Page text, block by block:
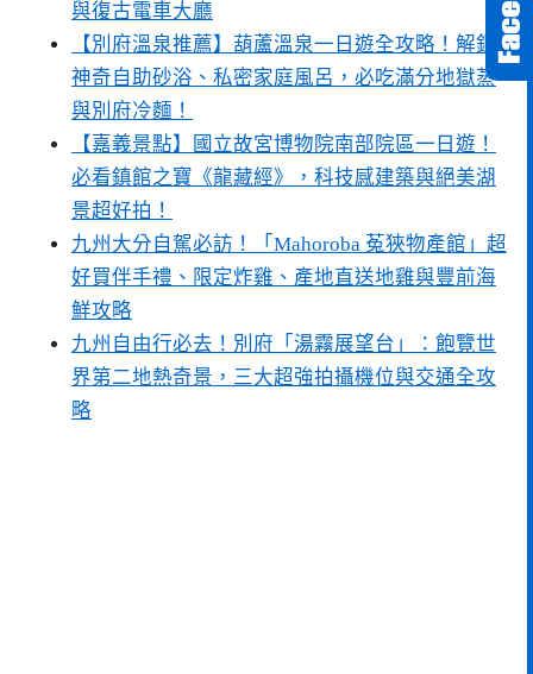
與復古電車大廳
【別府溫泉推薦】葫蘆溫泉一日遊全攻略！解鎖
神奇自助砂浴、私密家庭風呂，必吃滿分地獄蒸
與別府冷麵！
【嘉義景點】國立故宮博物院南部院區一日遊！
必看鎮館之寶《龍藏經》，科技感建築與絕美湖
景超好拍！
九州大分自駕必訪！「Mahoroba 菟狹物產館」超
好買伴手禮、限定炸雞、產地直送地雞與豐前海
鮮攻略
九州自由行必去！別府「湯霧展望台」：飽覽世
界第二地熱奇景，三大超強拍攝機位與交通全攻
略